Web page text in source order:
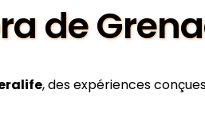
de
, des expériences